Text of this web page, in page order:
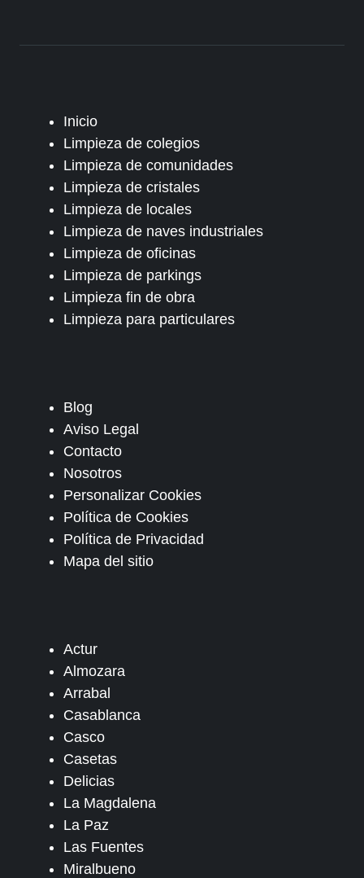
Inicio
Limpieza de colegios
Limpieza de comunidades
Limpieza de cristales
Limpieza de locales
Limpieza de naves industriales
Limpieza de oficinas
Limpieza de parkings
Limpieza fin de obra
Limpieza para particulares
Blog
Aviso Legal
Contacto
Nosotros
Personalizar Cookies
Política de Cookies
Política de Privacidad
Mapa del sitio
Actur
Almozara
Arrabal
Casablanca
Casco
Casetas
Delicias
La Magdalena
La Paz
Las Fuentes
Miralbueno